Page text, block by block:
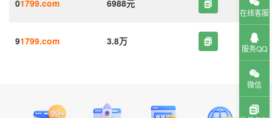
01799.com 6988元
91799.com 3.8万
在线客服
服务QQ
微信